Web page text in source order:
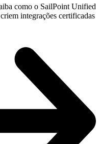
como o SailPoint Unified
integrações certificadas